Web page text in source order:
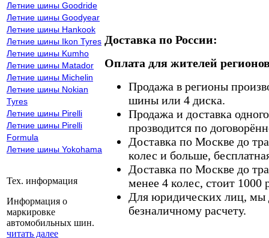
Летние шины Goodride
Летние шины Goodyear
Летние шины Hankook
Летние шины Ikon Tyres
Летние шины Kumho
Летние шины Matador
Летние шины Michelin
Летние шины Nokian
Tyres
Летние шины Pirelli
Летние шины Pirelli
Formula
Летние шины Yokohama
Тех. информация
Информация о
маркировке
автомобильных шин.
читать далее
Доставка по России:
Оплата для жителей
Продажа в регионы
шины или 4 диска.
Продажа и доставка
прозводится по
Доставка по Москве до
колес и больше,
Доставка по Москве до
менее 4 колес, стоит 1000
Для юридических лиц, мы
безналичному расчету.